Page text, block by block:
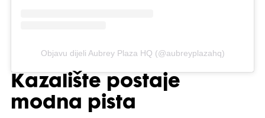
Objavu dijeli Aubrey Plaza HQ (@aubreyplazahq)
Kazalište postaje
modna pista